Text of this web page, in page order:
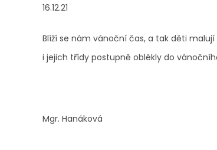
16.12.21
Blíží se nám vánoční čas, a tak děti
i jejich třídy postupně oblékly do
Mgr. Hanáková